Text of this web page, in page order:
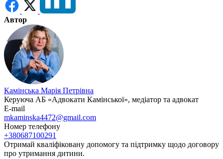
Автор
Камінська Марія Петрівна
Керуюча АБ «Адвокати Камінської», медіатор та адвокат
E-mail
mkaminska4472@gmail.com
Номер телефону
+380687100291
Отримай кваліфіковану допомогу та підтримку щодо договору
про утримання дитини.